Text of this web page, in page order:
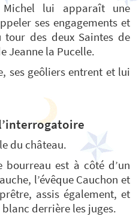
lui apparaît une
ses engagements et
tour des deux Saintes de
Jeanne la Pucelle.
ses geôliers entrent et lui
du château.
bourreau est à côté d’un
l’évêque Cauchon et
assis également, et
derrière les juges.